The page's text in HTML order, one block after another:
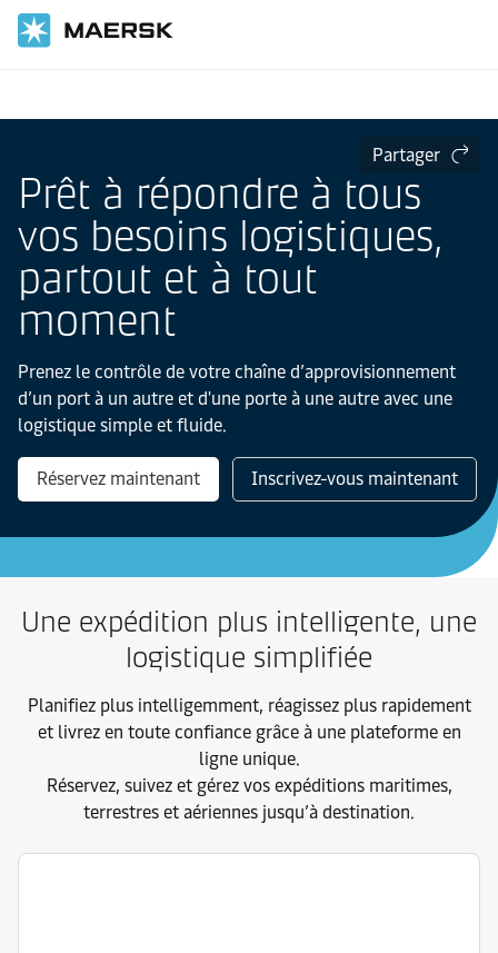
Partager
Prêt à répondre à tous
vos besoins logistiques,
partout et à tout
moment
Prenez le contrôle de votre chaîne d’approvisionnement
d’un port à un autre et d'une porte à une autre avec une
logistique simple et fluide.
Réservez maintenant Inscrivez-vous maintenant
Une expédition plus intelligente, une
logistique simplifiée
Planifiez plus intelligemment, réagissez plus rapidement
et livrez en toute confiance grâce à une plateforme en
ligne unique.
Réservez, suivez et gérez vos expéditions maritimes,
terrestres et aériennes jusqu’à destination.